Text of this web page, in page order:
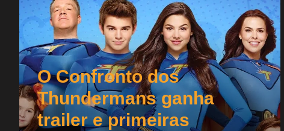
O Confronto dos
Thundermans ganha
trailer e primeiras